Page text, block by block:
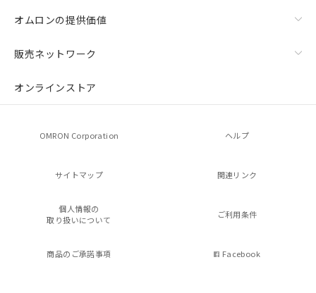
オムロンの提供価値
販売ネットワーク
オンラインストア
OMRON Corporation ヘルプ
サイトマップ 関連リンク
個人情報の
取り扱いについて
ご利用条件
商品のご承諾事項 Facebook